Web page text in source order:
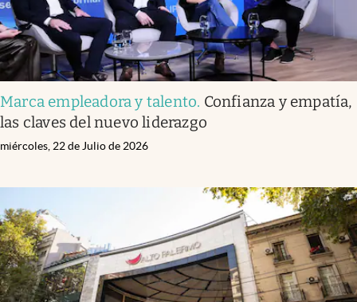
Marca empleadora y talento. Confianza y empatía,
las claves del nuevo liderazgo
miércoles, 22 de Julio de 2026